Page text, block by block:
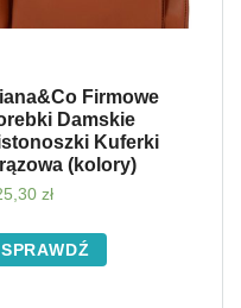
Firmowe
Damskie
Kuferki
(kolory)
zł
SPRAWDŹ